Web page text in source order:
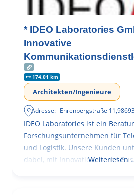
* IDEO Laboratories
Innovative
174.01 km
Architekten/Ingenieure
Adresse: Ehrenbergstraße 11,98693
IDEO Laboratories ist ein
Forschungsunternehmen für
und Logistik. Unsere Kunden
dabei, mit Innovationen und
Weiterlesen